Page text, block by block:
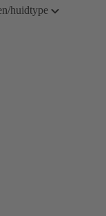
huidtype